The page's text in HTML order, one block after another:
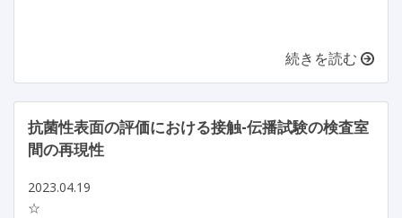
続きを読む
抗菌性表面の評価における接触-伝播試験の検査室
間の再現性
2023.04.19
☆